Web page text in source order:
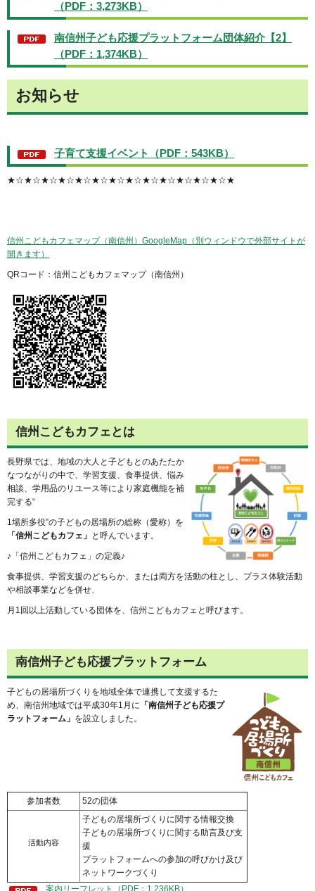
（PDF：3,273KB）
南信州子ども応援プラットフォーム団体紹介【2】
（PDF：1,374KB）
お知らせ
子育て支援イベント（PDF：543KB）
★☆★☆★☆★☆★☆★☆★☆★☆★☆★☆★☆★☆★☆★
信州こどもカフェマップ（南信州）GoogleMap（別ウィンドウで外部サイトが
開きます）
QRコード：信州こどもカフェマップ（南信州）
信州こどもカフェとは
長野県では、地域の大人と子どもとのあたたか
なつながりの中で、学習支援、食事提供、悩み
相談、学用品のリユース等により家庭機能を補
完する“
1場所多役”の子どもの居場所の総称（愛称）を
「信州こどもカフェ」 と呼んでいます。
♪「信州こどもカフェ」の定義♪
食事提供、学習支援のどちらか、または両方を活動の柱とし、プラス体験活動
や相談事業などを併せ、
月1回以上活動している団体を、信州こどもカフェと呼びます。
南信州子ども応援プラットフォーム
子どもの居場所づくりを地域全体で連携して支援するた
め、南信州地域では平成30年1月に 「南信州子ども応援プ
ラットフォーム」 を設立しました。
参加者数 52の団体
活動内容
子どもの居場所づくりに関する情報交換
子どもの居場所づくりに関する助言及び支
援
プラットフォームへの参加の呼びかけ及び
ネットワークづくり
案内リーフレット（PDF：1,236KB）